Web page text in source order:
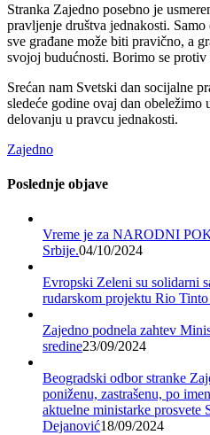
Stranka Zajedno posebno je
pravljenje društva jednakosti.
sve građane može biti pravično, a
svojoj budućnosti. Borimo se protiv
Srećan nam Svetski dan socijalne
sledeće godine ovaj dan
delovanju u pravcu jednakosti.
Zajedno
Poslednje objave
Vreme je za NARODNI
Srbije.04/10/2024
Evropski Zeleni su solidarni
rudarskom projektu Rio Tinto
Zajedno podnela zahtev
sredine23/09/2024
Beogradski odbor stranke
poniženu, zastrašenu, po
aktuelne ministarke prosvete
Dejanović18/09/2024